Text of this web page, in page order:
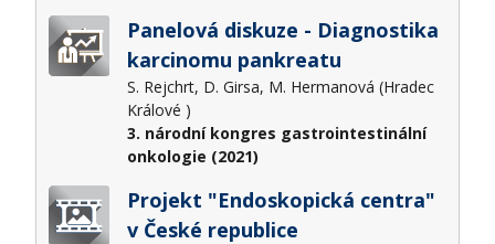
Panelová diskuze - Diagnostika
karcinomu pankreatu
S. Rejchrt, D. Girsa, M. Hermanová (Hradec
Králové )
3. národní kongres gastrointestinální
onkologie (2021)
Projekt "Endoskopická centra"
v České republice